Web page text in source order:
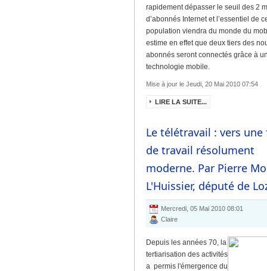
rapidement dépasser le seuil des 2
d’abonnés Internet et l’essentiel de
population viendra du monde du
estime en effet que deux tiers des
abonnés seront connectés grâce à
technologie mobile.
Mise à jour le Jeudi, 20 Mai 2010 07:54
LIRE LA SUITE...
Le télétravail : vers
de travail résolument
moderne. Par Pierre
L'Huissier, député de
Mercredi, 05 Mai 2010 08:01
Claire
Depuis les années 70, la
tertiarisation des activités
a permis l'émergence du